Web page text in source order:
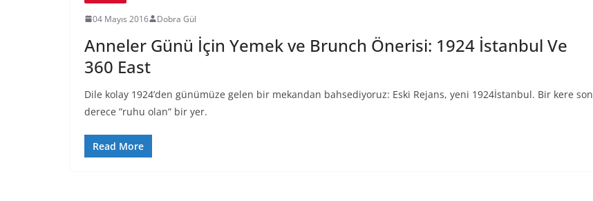
04 Mayıs 2016 Dobra Gül
Anneler Günü İçin Yemek ve Brunch Önerisi: 1924 İstanbul Ve
360 East
Dile kolay 1924’den günümüze gelen bir mekandan bahsediyoruz: Eski Rejans, yeni 1924İstanbul. Bir kere son
derece ”ruhu olan” bir yer.
Read More